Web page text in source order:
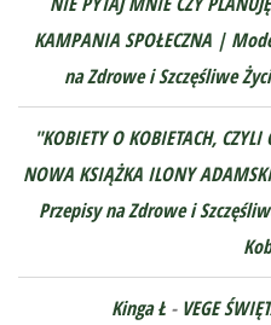
KAMPANIA SPOŁECZNA |
na Zdrowe i Szczęśliwe
"KOBIETY O KOBIETACH,
NOWA KSIĄŻKA ILONY
Przepisy na Zdrowe i
Kinga Ł- VEGE